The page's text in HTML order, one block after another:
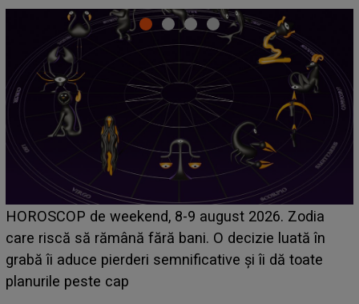
LINE-UP UNTOLD ONE, ziua 2. La ce oră urcă pe
scena principală a festivalului Zara Larsson? Artista
suedeză a ajuns deja în România și s-a filmat din
camera de hotel